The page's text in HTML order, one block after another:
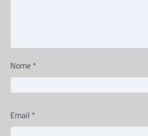
Nome *
Email *
empresa de amigo